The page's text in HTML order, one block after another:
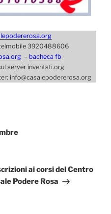
3920488606
– bacheca fb
server inventati.org
info@casalepodererosa.org
ai corsi del Centro
Podere Rosa